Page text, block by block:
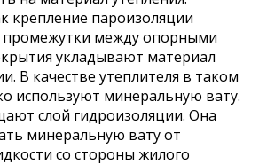
крепление пароизоляции
между опорными
укладывают материал
В качестве утеплителя в таком
используют минеральную вату.
слой гидроизоляции. Она
минеральную вату от
со стороны жилого